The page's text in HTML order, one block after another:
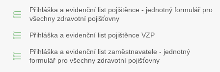
Přihláška a evidenční list pojištěnce - jednotný formulář pro
všechny zdravotní pojišťovny
Přihláška a evidenční list pojištěnce VZP
Přihláška a evidenční list zaměstnavatele - jednotný
formulář pro všechny zdravotní pojišťovny